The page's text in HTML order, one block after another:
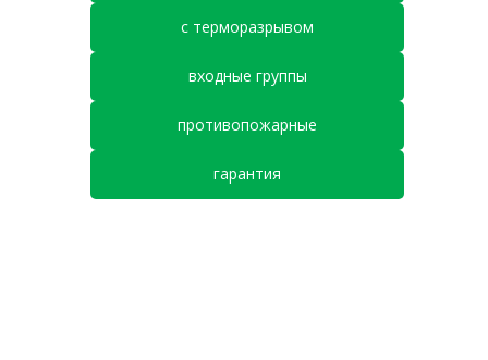
с терморазрывом
входные группы
противопожарные
гарантия